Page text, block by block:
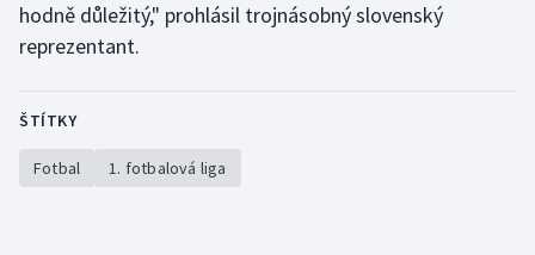
Short track
Stolní tenis
hodně důležitý," prohlásil trojnásobný slovenský
reprezentant.
ŠTÍTKY
Fotbal 1. fotbalová liga